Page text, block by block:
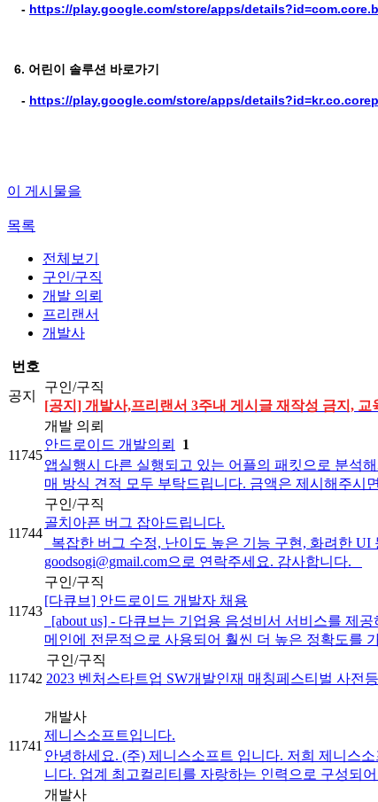
- https://play.google.com/store/apps/
6. 어린이 솔루션 바로가기
- https://play.google.com/store/apps/
이 게시물을
목록
전체보기
구인/구직
개발 의뢰
프리랜서
개발사
번호
공지
구인/구직
[공지] 개발사,프리랜서 3주내 게시글 재작성 금지,
11745
개발 의뢰
안드로이드 개발의뢰
1
앱실행시 다른 실행되고 있는 어플의 패킷으로 분석
매 방식 견적 모두 부탁드립니다. 금액은 제시해주시
11744
구인/구직
골치아픈 버그 잡아드립니다.
복잡한 버그 수정, 난이도 높은 기능 구현, 화려한
goodsogi@gmail.com으로 연락주세요. 감사합니다.
11743
구인/구직
[다큐브] 안드로이드 개발자 채용
[about us] - 다큐브는 기업용 음성비서 서비스를 제
메인에 전문적으로 사용되어 훨씬 더 높은 정확도를
11742
구인/구직
2023 벤처스타트업 SW개발인재 매칭페스티벌 사전
11741
개발사
제니스소프트입니다.
안녕하세요. (주) 제니스소프트 입니다. 저희 제니스
니다. 업계 최고컬리티를 자랑하는 인력으로 구성되
개발사